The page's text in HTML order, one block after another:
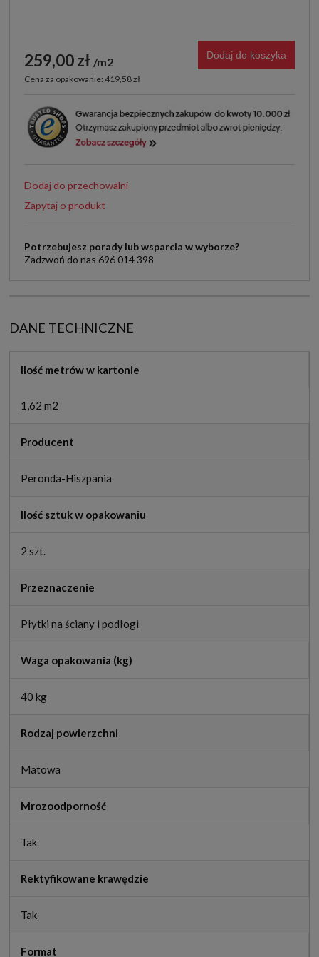
259,00 zł m2
Cena za opakowanie: 419,58 zł
Dodaj do koszyka
Dodaj do przechowalni
Zapytaj o produkt
Potrzebujesz porady lub wsparcia w wyborze?
Zadzwoń do nas 696 014 398
DANE TECHNICZNE
Ilość metrów w kartonie
1,62 m2
Producent
Peronda-Hiszpania
Ilość sztuk w opakowaniu
2 szt.
Przeznaczenie
Płytki na ściany i podłogi
Waga opakowania (kg)
40 kg
Rodzaj powierzchni
Matowa
Mrozoodporność
Tak
Rektyfikowane krawędzie
Tak
Format